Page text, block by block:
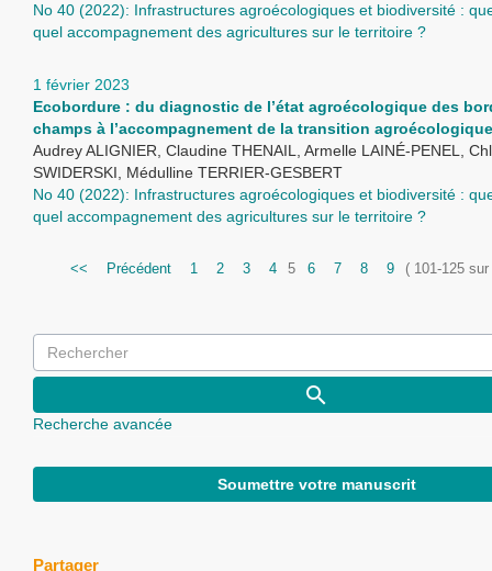
No 40 (2022): Infrastructures agroécologiques et biodiversité :
quel accompagnement des agricultures sur le territoire ?
1 février 2023
Ecobordure : du diagnostic de l’état agroécologique des
champs à l’accompagnement de la transition agroécologique
Audrey ALIGNIER, Claudine THENAIL, Armelle LAINÉ-PENEL,
SWIDERSKI, Médulline TERRIER-GESBERT
No 40 (2022): Infrastructures agroécologiques et biodiversité :
quel accompagnement des agricultures sur le territoire ?
<< Précédent 1 2 3 4 5 6 7 8 9 ( 101-125
Recherche avancée
Soumettre votre manuscrit
Partager